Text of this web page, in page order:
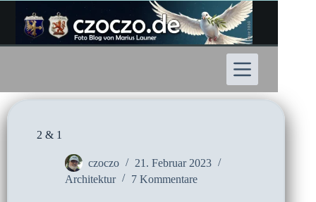
Inhalt
springen
2 & 1
czoczo
21. Februar 2023
Architektur
7 Kommentare